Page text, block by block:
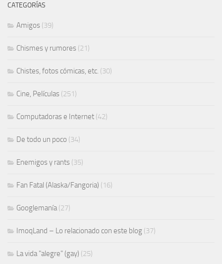
CATEGORÍAS
Amigos (39)
Chismes y rumores (21)
Chistes, fotos cómicas, etc. (30)
Cine, Películas (251)
Computadoras e Internet (42)
De todo un poco (34)
Enemigos y rants (35)
Fan Fatal (Alaska/Fangoria) (16)
Googlemanía(27)
ImoqLand – Lo relacionado con este blog (37)
La vida "alegre" (gay) (25)